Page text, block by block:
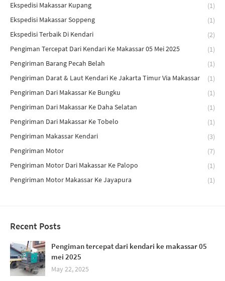
Ekspedisi Makassar Kupang
(1)
Ekspedisi Makassar Soppeng
(1)
Ekspedisi Terbaik Di Kendari
(2)
Pengiman Tercepat Dari Kendari Ke Makassar 05 Mei 2025
(1)
Pengiriman Barang Pecah Belah
(1)
Pengiriman Darat & Laut Kendari Ke Jakarta Timur Via Makassar
(1)
Pengiriman Dari Makassar Ke Bungku
(1)
Pengiriman Dari Makassar Ke Daha Selatan
(1)
Pengiriman Dari Makassar Ke Tobelo
(1)
Pengiriman Makassar Kendari
(3)
Pengiriman Motor
(7)
Pengiriman Motor Dari Makassar Ke Palopo
(1)
Pengiriman Motor Makassar Ke Jayapura
(1)
Recent Posts
Pengiman tercepat dari kendari ke makassar 05
mei 2025
May 22, 2025